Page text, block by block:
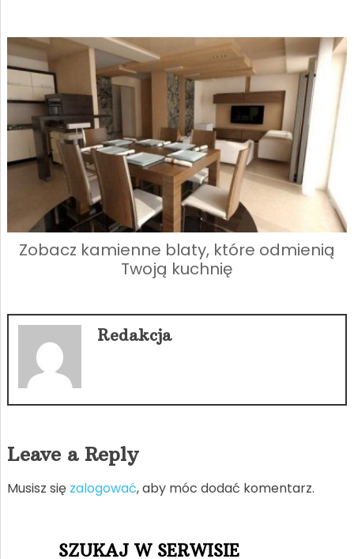
Zobacz kamienne blaty, które odmienią
Twoją kuchnię
Redakcja
Leave a Reply
Musisz się zalogować, aby móc dodać komentarz.
SZUKAJ W SERWISIE